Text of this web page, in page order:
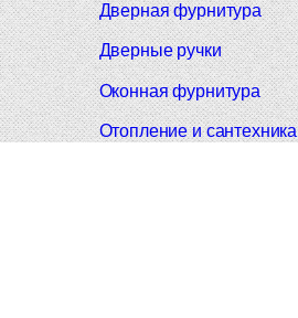
Дверная фурнитура
Дверные ручки
Оконная фурнитура
Отопление и сантехника